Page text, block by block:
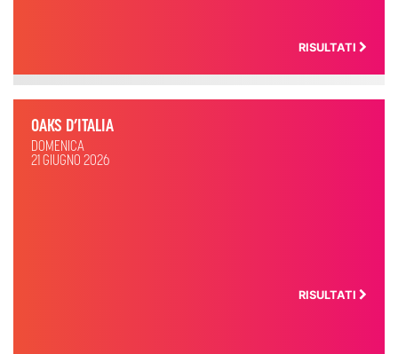
RISULTATI
OAKS D’ITALIA
DOMENICA
21 GIUGNO 2026
RISULTATI